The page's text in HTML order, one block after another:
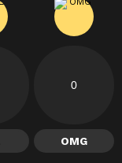
0
OMG